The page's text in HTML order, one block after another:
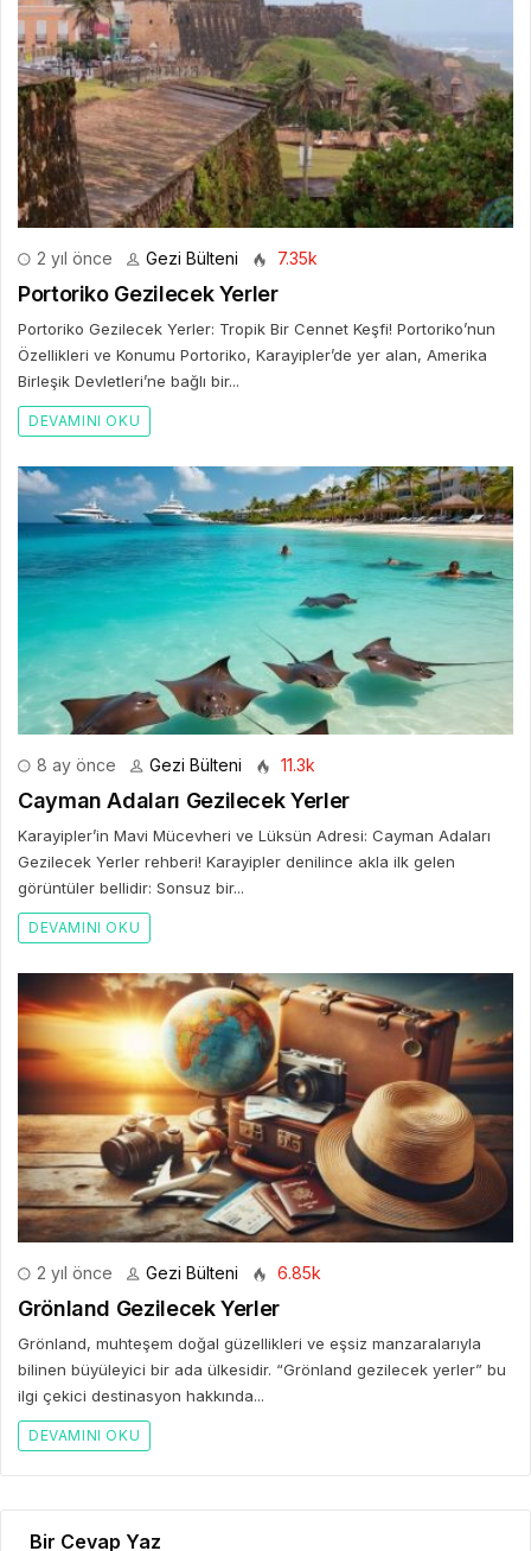
2 yıl önce Gezi Bülteni 7.35k
Portoriko Gezilecek Yerler
Portoriko Gezilecek Yerler: Tropik Bir Cennet Keşfi! Portoriko’nun
Özellikleri ve Konumu Portoriko, Karayipler’de yer alan, Amerika
Birleşik Devletleri’ne bağlı bir...
DEVAMINI OKU
8 ay önce Gezi Bülteni 11.3k
Cayman Adaları Gezilecek Yerler
Karayipler’in Mavi Mücevheri ve Lüksün Adresi: Cayman Adaları
Gezilecek Yerler rehberi! Karayipler denilince akla ilk gelen
görüntüler bellidir: Sonsuz bir...
DEVAMINI OKU
2 yıl önce Gezi Bülteni 6.85k
Grönland Gezilecek Yerler
Grönland, muhteşem doğal güzellikleri ve eşsiz manzaralarıyla
bilinen büyüleyici bir ada ülkesidir. “Grönland gezilecek yerler” bu
ilgi çekici destinasyon hakkında...
DEVAMINI OKU
Bir Cevap Yaz